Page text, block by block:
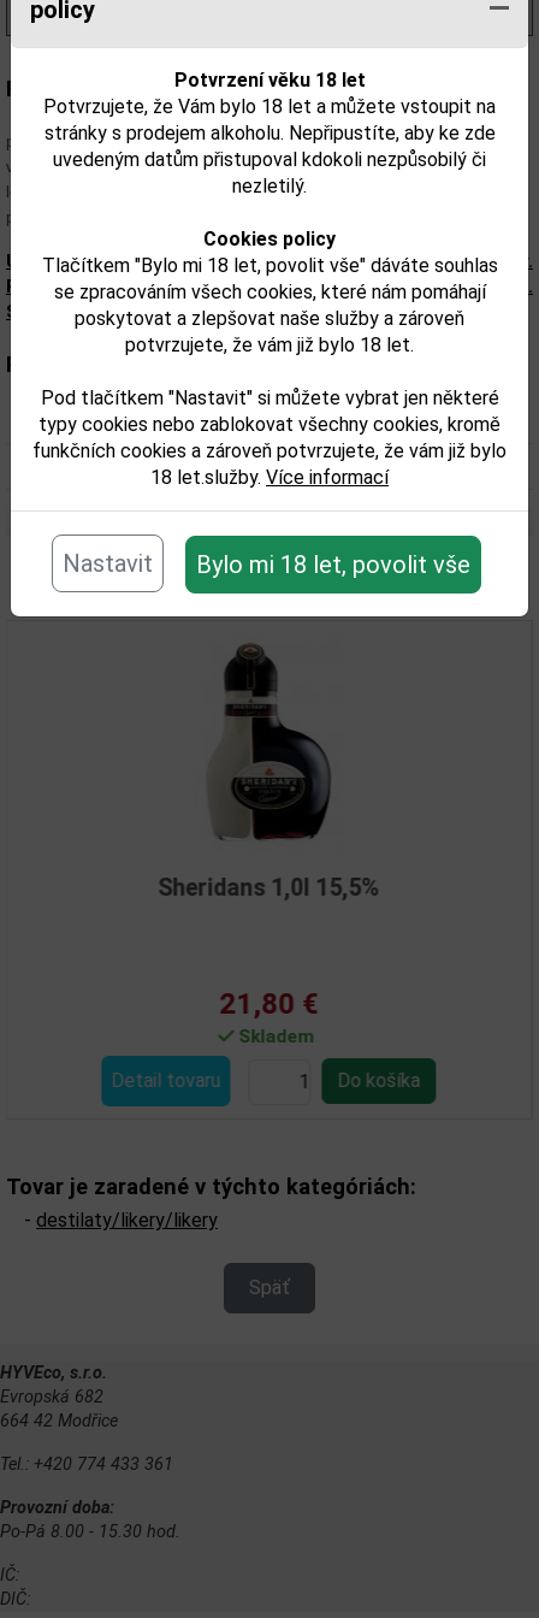
policy
Potvrzení věku 18 let
Potvrzujete, že Vám bylo 18 let a můžete vstoupit na
stránky s prodejem alkoholu. Nepřipustíte, aby ke zde
uvedeným datům přistupoval kdokoli nezpůsobilý či
nezletilý.
Cookies policy
Tlačítkem "Bylo mi 18 let, povolit vše" dáváte souhlas
se zpracováním všech cookies, které nám pomáhají
poskytovat a zlepšovat naše služby a zároveň
potvrzujete, že vám již bylo 18 let.
Pod tlačítkem "Nastavit" si můžete vybrat jen některé
typy cookies nebo zablokovat všechny cookies, kromě
funkčních cookies a zároveň potvrzujete, že vám již bylo
18 let.služby. Více informací
Nastavit Bylo mi 18 let, povolit vše
Popis:
Salvatore Averna začal od toho okamžiku likér Averna oficiálně vyrábět
pro hosty svého domu. První výrobna byla postavena v rodinném
venkovském sídle v Xiboli (Calanissetta), kde rodina trávila horká sicilská
léta. Dnes je tento dům plně funkční továrnou a skladují se v něm byliny
používané při výrobě likéru.
Upozorňujeme, že tento produkt môže obsahovať alergény.
Presné zloženie a alergény sú k dispozícii na obale výrobku.
Skontrolujte prosím pred konzumáciou.
Parametry:
Obsah alkoholu obj. %: 29
1
Související zboží
Sheridans 1,0l 15,5%
Detail tovaru
Tovar je zaradené v týchto kategóriách:
- destilaty/likery/likery
Späť
HYVEco, s.r.o.
Evropská 682
664 42 Modřice
Tel.: +420 774 433 361
Provozní doba:
Po-Pá 8.00 - 15.30 hod.
IČ:
DIČ: